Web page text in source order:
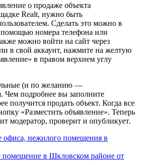
о продаже объекта
Realt, нужно быть
Сделать это можно в
номера телефона или
можно войти на сайт через
в свой аккаунт, нажмите на желтую
в правом верхнем углу
(и по желанию —
Чем подробнее вы заполните
получится продать объект. Когда все
«Разместить объявление». Теперь
модератор, проверит и опубликует.
офиса, нежилого помещения в
в Шкловском районе от